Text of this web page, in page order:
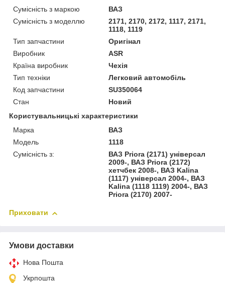
Сумісність з маркою
ВАЗ
Сумісність з моделлю
2171, 2170, 2172, 1117, 2171,
1118, 1119
Тип запчастини
Оригінал
Виробник
ASR
Країна виробник
Чехія
Тип техніки
Легковий автомобіль
Код запчастини
SU350064
Стан
Новий
Користувальницькі характеристики
Марка
ВАЗ
Модель
1118
Сумісність з:
ВАЗ Priora (2171) універсал
2009-, ВАЗ Priora (2172)
хетчбек 2008-, ВАЗ Kalina
(1117) універсал 2004-, ВАЗ
Kalina (1118 1119) 2004-, ВАЗ
Priora (2170) 2007-
Приховати
Умови доставки
Нова Пошта
Укрпошта